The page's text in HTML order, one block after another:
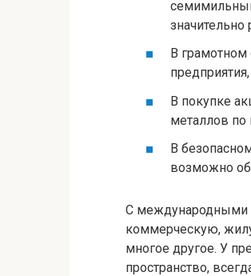
В
В покупке
металлов по
В
возможно
С международными
коммерческую,
многое другое. У
пространство,